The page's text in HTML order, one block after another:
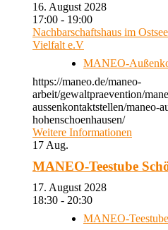
16. August 2028
17:00 - 19:00
Nachbarschaftshaus im
Vielfalt e.V
MANEO-
https://maneo.de/maneo-
arbeit/gewaltpraevention/
aussenkontaktstellen/maneo-
hohenschoenhausen/
Weitere Informationen
17 Aug.
MANEO-Teestube
17. August 2028
18:30 - 20:30
MANEO-